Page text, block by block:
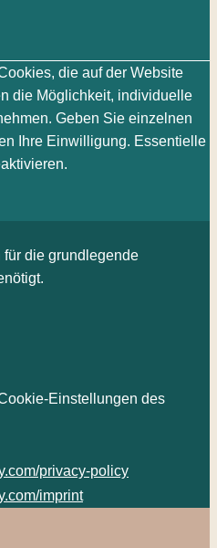
die auf der Website
die Möglichkeit, individuelle
Geben Sie einzelnen
Ihre Einwilligung. Essentielle
die grundlegende
Einstellungen des
privacy-policy
imprint